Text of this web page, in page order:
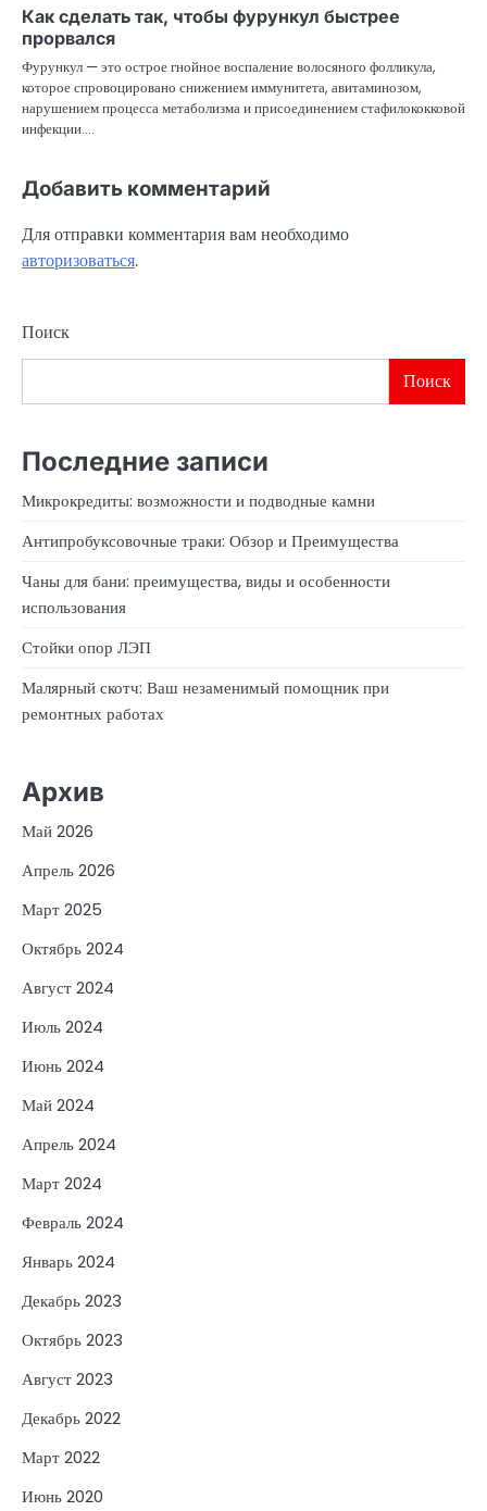
Как сделать так, чтобы фурункул быстрее
прорвался
Фурункул — это острое гнойное воспаление волосяного фолликула,
которое спровоцировано снижением иммунитета, авитаминозом,
нарушением процесса метаболизма и присоединением стафилококковой
инфекции.…
Добавить комментарий
Для отправки комментария вам необходимо
авторизоваться.
Поиск
Поиск
Последние записи
Микрокредиты: возможности и подводные камни
Антипробуксовочные траки: Обзор и Преимущества
Чаны для бани: преимущества, виды и особенности
использования
Стойки опор ЛЭП
Малярный скотч: Ваш незаменимый помощник при
ремонтных работах
Архив
Май 2026
Апрель 2026
Март 2025
Октябрь 2024
Август 2024
Июль 2024
Июнь 2024
Май 2024
Апрель 2024
Март 2024
Февраль 2024
Январь 2024
Декабрь 2023
Октябрь 2023
Август 2023
Декабрь 2022
Март 2022
Июнь 2020